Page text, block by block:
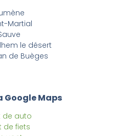
Martial
le désert
de Buèges
Google Maps
de auto
de fiets